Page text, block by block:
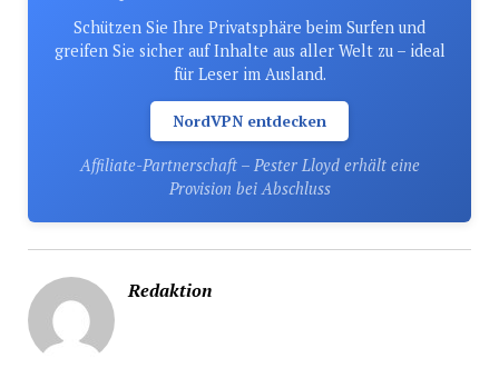
Schützen Sie Ihre Privatsphäre beim Surfen und
greifen Sie sicher auf Inhalte aus aller Welt zu – ideal
für Leser im Ausland.
NordVPN entdecken
Affiliate-Partnerschaft – Pester Lloyd erhält eine
Provision bei Abschluss
Redaktion